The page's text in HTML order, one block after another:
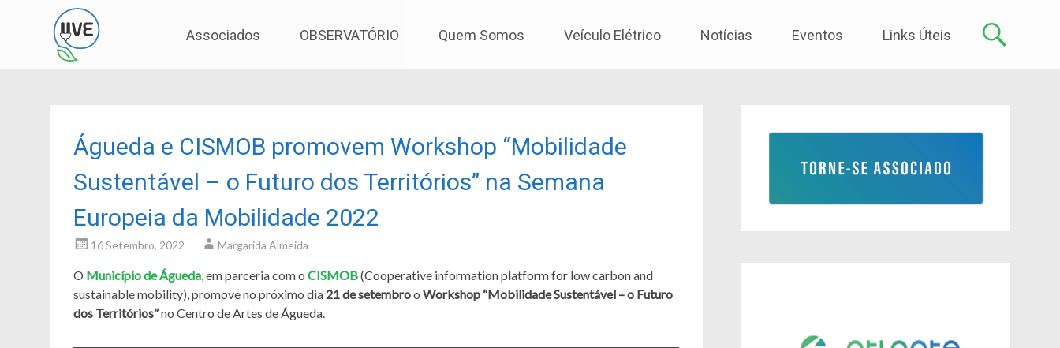
to
Associados OBSERVATÓRIO Quem Somos Veículo Elétrico Notícias Eventos Links Úteis
Águeda e CISMOB promovem Workshop “Mobilidade
Sustentável – o Futuro dos Territórios” na Semana
Europeia da Mobilidade 2022
16 Setembro, 2022 Margarida Almeida
O Município de Águeda, em parceria com o CISMOB(Cooperative information platform for low carbon and
sustainable mobility), promove no próximo dia 21 de setembroo Workshop “Mobilidade Sustentável – o Futuro
dos Territórios”no Centro de Artes de Águeda.